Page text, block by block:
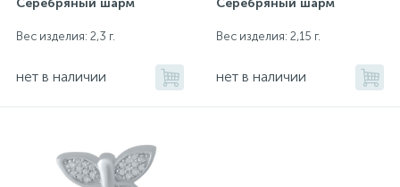
Серебряный шарм
Вес изделия: 2,3 г.
нет в наличии
Серебряный шарм
Вес изделия: 2,15 г.
нет в наличии